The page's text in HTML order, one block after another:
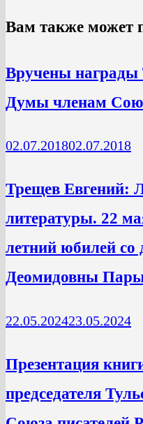
Вам также может
Вручены награды
Думы членам
02.07.201802.07.2018
Трещев Евгений:
литературы. 22
летний юбилей со
Деомидовны
22.05.202423.05.2024
Презентация
председателя